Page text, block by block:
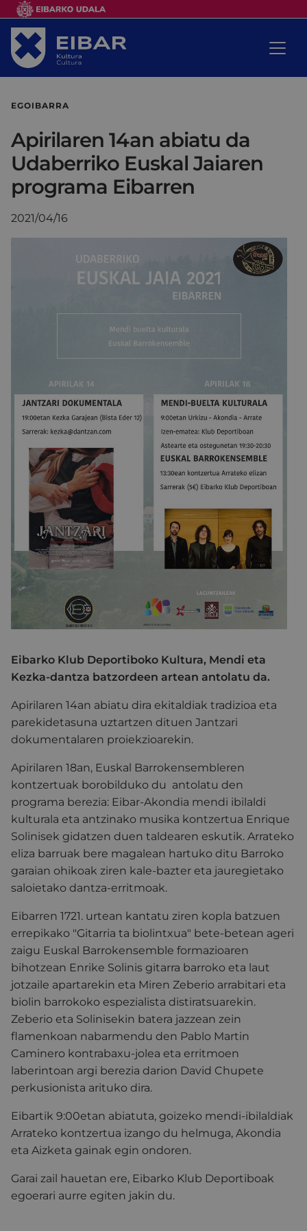
EGOIBARRA
Apirilaren 14an abiatu da
Udaberriko Euskal Jaiaren
programa Eibarren
2021/04/16
Eibarko Klub Deportiboko Kultura, Mendi eta
Kezka-dantza batzordeen artean antolatu da.
Apirilaren 14an abiatu dira ekitaldiak tradizioa eta
parekidetasuna uztartzen dituen Jantzari
dokumentalaren proiekzioarekin.
Apirilaren 18an, Euskal Barrokensembleren
kontzertuak borobilduko du antolatu den
programa berezia: Eibar-Akondia mendi ibilaldi
kulturala eta antzinako musika kontzertua Enrique
Solinisek gidatzen duen taldearen eskutik. Arrateko
eliza barruak bere magalean hartuko ditu Barroko
garaian ohikoak ziren kale-bazter eta jauregietako
saloietako dantza-erritmoak.
Eibarren 1721. urtean kantatu ziren kopla batzuen
errepikako "Gitarria ta biolintxua" bete-betean ageri
zaigu Euskal Barrokensemble formazioaren
bihotzean Enrike Solinis gitarra barroko eta laut
jotzaile apartarekin eta Miren Zeberio arrabitari eta
biolin barrokoko espezialista distiratsuarekin.
Zeberio eta Solinisekin batera jazzean zein
flamenkoan nabarmendu den Pablo Martin
Caminero kontrabaxu-jolea eta erritmoen
laberintoan argi berezia darion David Chupete
perkusionista arituko dira.
Eibartik 9:00etan abiatuta, goizeko mendi-ibilaldiak
Arrateko kontzertua izango du helmuga, Akondia
eta Aizketa gainak egin ondoren.
Garai zail hauetan ere, Eibarko Klub Deportiboak
egoerari aurre egiten jakin du.